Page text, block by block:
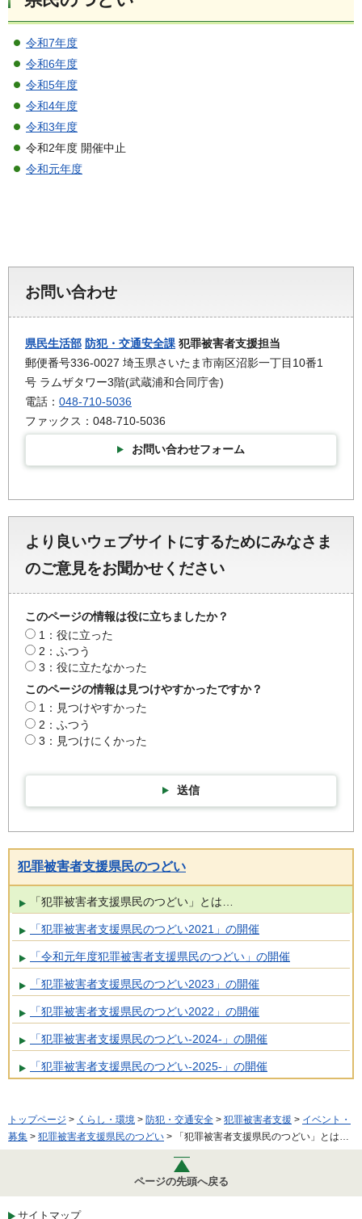
令和7年度
令和6年度
令和5年度
令和4年度
令和3年度
令和2年度 開催中止
令和元年度
お問い合わせ
県民生活部 防犯・交通安全課 犯罪被害者支援担当
郵便番号336-0027 埼玉県さいたま市南区沼影一丁目10番1
号 ラムザタワー3階(武蔵浦和合同庁舎)
電話： 048-710-5036
ファックス：048-710-5036
お問い合わせフォーム
より良いウェブサイトにするためにみなさま
のご意見をお聞かせください
このページの情報は役に立ちましたか？
1：役に立った
2：ふつう
3：役に立たなかった
このページの情報は見つけやすかったですか？
1：見つけやすかった
2：ふつう
3：見つけにくかった
送信
犯罪被害者支援県民のつどい
「犯罪被害者支援県民のつどい」とは…
「犯罪被害者支援県民のつどい2021」の開催
「令和元年度犯罪被害者支援県民のつどい」の開催
「犯罪被害者支援県民のつどい2023」の開催
「犯罪被害者支援県民のつどい2022」の開催
「犯罪被害者支援県民のつどい-2024-」の開催
「犯罪被害者支援県民のつどい-2025-」の開催
トップページ > くらし・環境 > 防犯・交通安全 > 犯罪被害者支援 > イベント・
募集 > 犯罪被害者支援県民のつどい > 「犯罪被害者支援県民のつどい」とは…
ページの先頭へ戻る
サイトマップ